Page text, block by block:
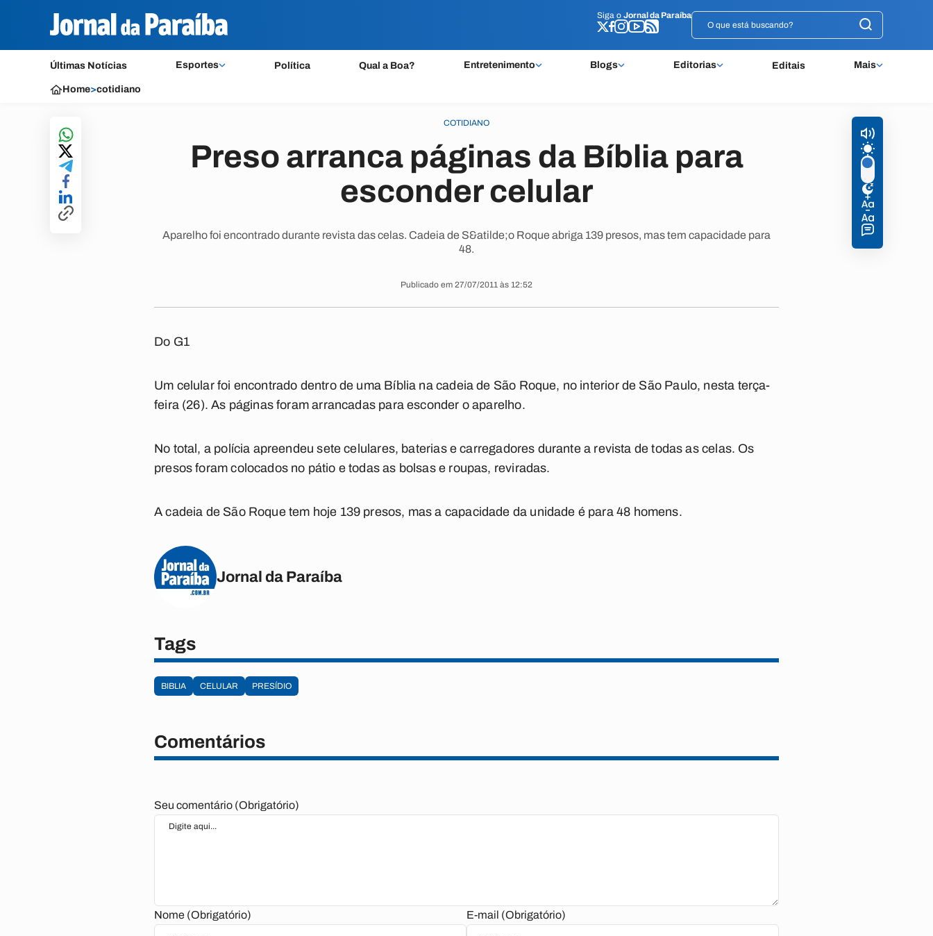
Siga o Jornal da Paraíba
Últimas Notícias Esportes Política Qual a Boa? Entretenimento Blogs Editorias Editais Mais
Siga o Jornal da Paraíba
Home>cotidiano
COTIDIANO
Preso arranca páginas da Bíblia para
esconder celular
Aparelho foi encontrado durante revista das celas. Cadeia de S&atilde;o Roque abriga 139 presos, mas tem capacidade para
48.
Publicado em 27/07/2011 às 12:52
Do G1
Um celular foi encontrado dentro de uma Bíblia na cadeia de São Roque, no interior de São Paulo, nesta terça-
feira (26). As páginas foram arrancadas para esconder o aparelho.
No total, a polícia apreendeu sete celulares, baterias e carregadores durante a revista de todas as celas. Os
presos foram colocados no pátio e todas as bolsas e roupas, reviradas.
A cadeia de São Roque tem hoje 139 presos, mas a capacidade da unidade é para 48 homens.
Jornal da Paraíba
Tags
BIBLIA CELULAR PRESÍDIO
Comentários
Seu comentário (Obrigatório)
Nome (Obrigatório) E-mail (Obrigatório)